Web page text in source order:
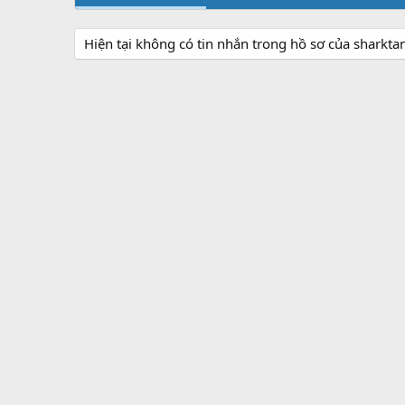
Hiện tại không có tin nhắn trong hồ sơ của